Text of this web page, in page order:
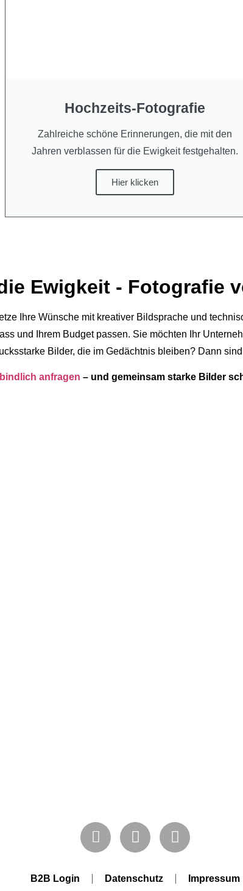
Hochzeits-Fotografie
Zahlreiche schöne Erinnerungen, die mit den
Jahren verblassen für die Ewigkeit festgehalten.
Hier klicken
Ewigkeit - Fotografie
Ihre Wünsche mit kreativer Bildsprache und
und Ihrem Budget passen. Sie möchten Ihr
Bilder, die im Gedächtnis bleiben? Dann
anfragen – und gemeinsam starke Bilder
B2B Login Datenschutz Impressum